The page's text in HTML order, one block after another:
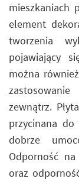
mieszkaniach
element
tworzenia
pojawiający
można
zewnątrz.
przycinana
dobrze
Odporność na
oraz